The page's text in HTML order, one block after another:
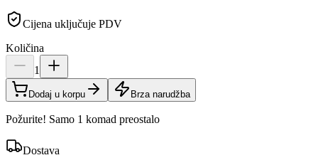
Cijena uključuje PDV
Količina
1
Dodaj u korpu Brza narudžba
Požurite! Samo 1 komad preostalo
Dostava